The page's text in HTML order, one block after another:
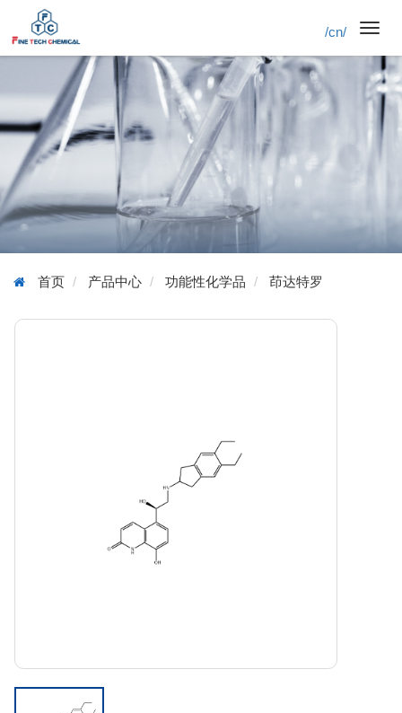
/cn/
首页 产品中心 功能性化学品 茚达特罗